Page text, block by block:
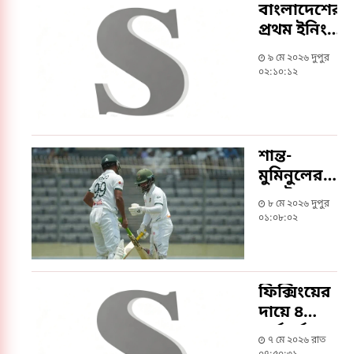
বাংলাদেশের
প্রথম ইনিংস
থামলো ৪১৩
রানে
৯ মে ২০২৬ দুপুর
০২:১০:১২
শান্ত-
মুমিনুলের
ব্যাটে
বাংলাদেশের
৮ মে ২০২৬ দুপুর
০১:০৮:০২
ফিক্সিংয়ের
দায়ে ৪
কর্মকর্তা ও ১
৭ মে ২০২৬ রাত